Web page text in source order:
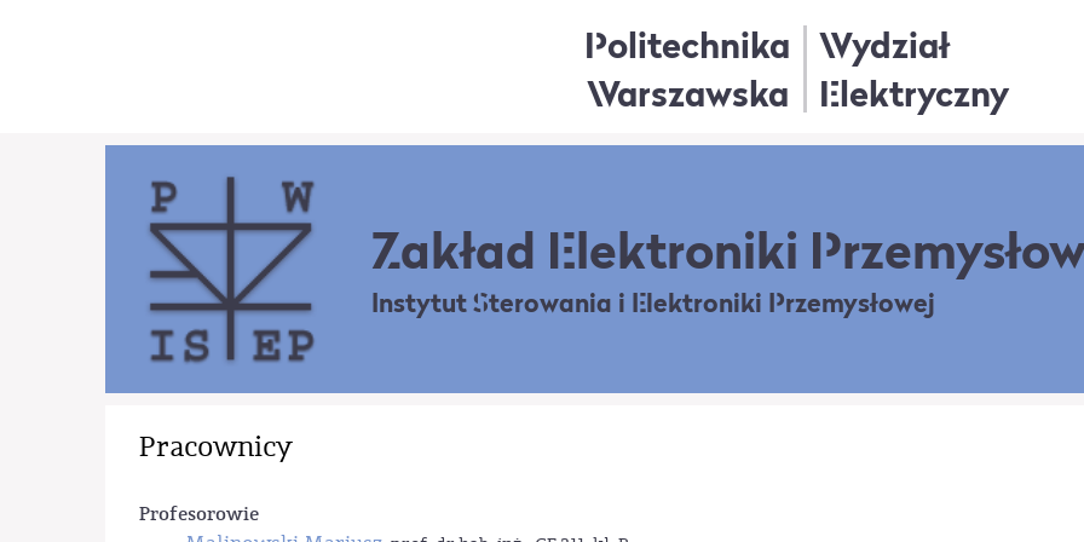
Politechnika
Warszawska
Wydział
Elektryczny
Zakład Elektroniki
Instytut Sterowania i Elektroniki Przemysłowej
Pracownicy
Profesorowie